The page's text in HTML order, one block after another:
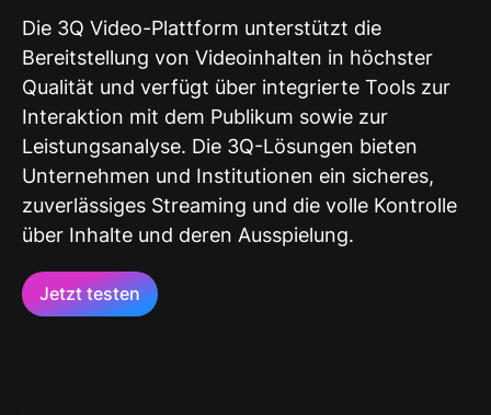
Die 3Q Video-Plattform unterstützt die
Bereitstellung von Videoinhalten in höchster
Qualität und verfügt über integrierte Tools zur
Interaktion mit dem Publikum sowie zur
Leistungsanalyse. Die 3Q-Lösungen bieten
Unternehmen und Institutionen ein sicheres,
zuverlässiges Streaming und die volle Kontrolle
über Inhalte und deren Ausspielung.
Jetzt testen